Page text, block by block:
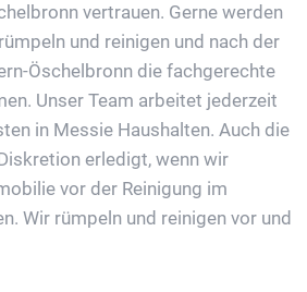
vertrauen. Gerne werden
und reinigen und nach der
Öschelbronn die fachgerechte
Unser Team arbeitet jederzeit
in Messie Haushalten. Auch die
erledigt, wenn wir
vor der Reinigung im
Wir rümpeln und reinigen vor und